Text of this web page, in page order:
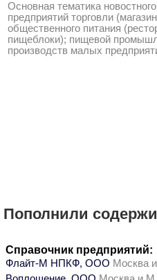
Основная тематика
предприятий торговли
общественного питания
пищеблоки); пищевой
производств малых
Пополнили
Справочник предприятий:
Флайт-М НПКФ, ООО Москва